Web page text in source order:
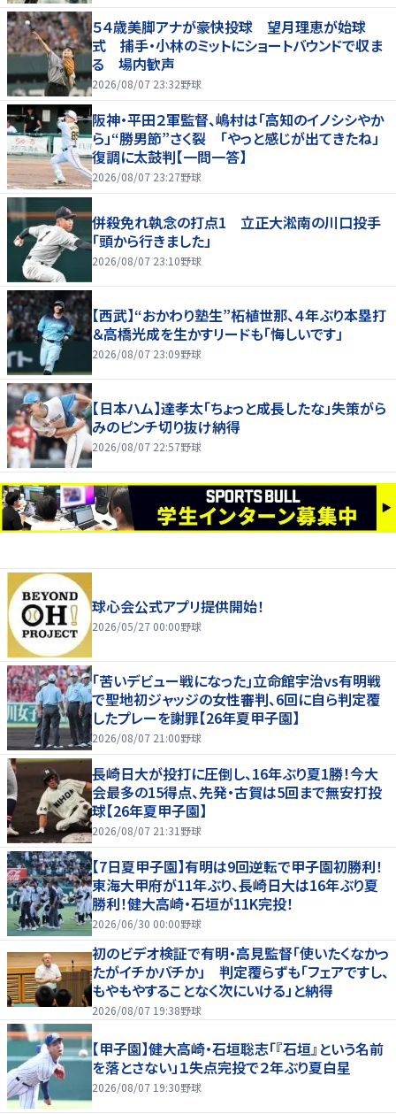
５４歳美脚アナが豪快投球 望月理恵が始球
式 捕手・小林のミットにショートバウンドで収ま
る 場内歓声
2026/08/07 23:32野球
阪神・平田２軍監督、嶋村は「高知のイノシシやか
ら」“勝男節”さく裂 「やっと感じが出てきたね」
復調に太鼓判【一問一答】
2026/08/07 23:27野球
併殺免れ執念の打点1 立正大淞南の川口投手
「頭から行きました」
2026/08/07 23:10野球
【西武】“おかわり塾生”柘植世那、４年ぶり本塁打
＆高橋光成を生かすリードも「悔しいです」
2026/08/07 23:09野球
【日本ハム】達孝太「ちょっと成長したな」失策がら
みのピンチ切り抜け納得
2026/08/07 22:57野球
球心会公式アプリ提供開始！
2026/05/27 00:00野球
｢苦いデビュー戦になった｣立命館宇治vs有明戦
で聖地初ジャッジの女性審判、6回に自ら判定覆
したプレーを謝罪【26年夏甲子園】
2026/08/07 21:00野球
長崎日大が投打に圧倒し、16年ぶり夏1勝！今大
会最多の15得点、先発・古賀は5回まで無安打投
球【26年夏甲子園】
2026/08/07 21:31 野球
【7日夏甲子園】有明は9回逆転で甲子園初勝利！
東海大甲府が11年ぶり、長崎日大は16年ぶり夏
勝利！健大高崎・石垣が11K完投！
2026/06/30 00:00野球
初のビデオ検証で有明・高見監督「使いたくなかっ
たがイチかバチか」 判定覆らずも「フェアですし、
もやもやすることなく次にいける」と納得
2026/08/07 19:38野球
【甲子園】健大高崎・石垣聡志「『石垣』という名前
を落とさない」１失点完投で２年ぶり夏白星
2026/08/07 19:30野球